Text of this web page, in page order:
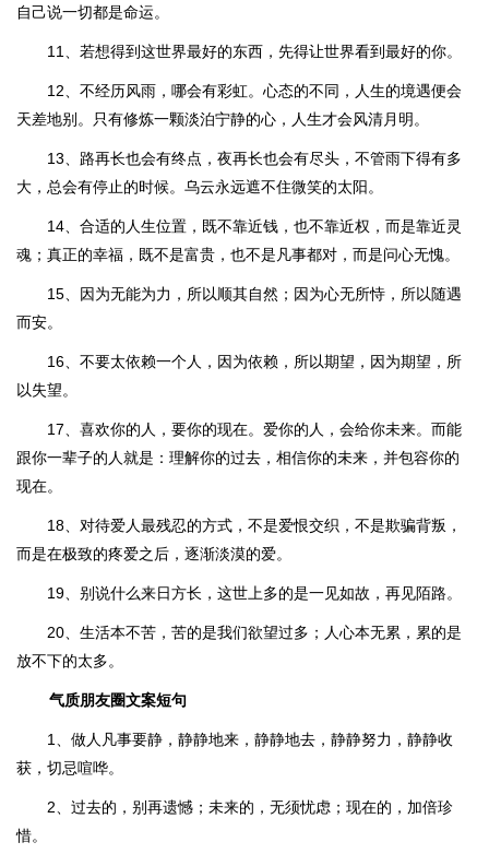
自己说一切都是命运。
11、若想得到这世界最好的东西，先得让世界看到最好的你。
12、不经历风雨，哪会有彩虹。心态的不同，人生的境遇便会
天差地别。只有修炼一颗淡泊宁静的心，人生才会风清月明。
13、路再长也会有终点，夜再长也会有尽头，不管雨下得有多
大，总会有停止的时候。乌云永远遮不住微笑的太阳。
14、合适的人生位置，既不靠近钱，也不靠近权，而是靠近灵
魂；真正的幸福，既不是富贵，也不是凡事都对，而是问心无愧。
15、因为无能为力，所以顺其自然；因为心无所恃，所以随遇
而安。
16、不要太依赖一个人，因为依赖，所以期望，因为期望，所
以失望。
17、喜欢你的人，要你的现在。爱你的人，会给你未来。而能
跟你一辈子的人就是：理解你的过去，相信你的未来，并包容你的
现在。
18、对待爱人最残忍的方式，不是爱恨交织，不是欺骗背叛，
而是在极致的疼爱之后，逐渐淡漠的爱。
19、别说什么来日方长，这世上多的是一见如故，再见陌路。
20、生活本不苦，苦的是我们欲望过多；人心本无累，累的是
放不下的太多。
气质朋友圈文案短句
1、做人凡事要静，静静地来，静静地去，静静努力，静静收
获，切忌喧哗。
2、过去的，别再遗憾；未来的，无须忧虑；现在的，加倍珍
惜。